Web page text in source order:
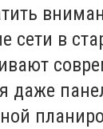
сети в
даже